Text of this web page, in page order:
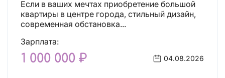
Если в ваших мечтах приобретение большой
квартиры в центре города, стильный дизайн,
современная обстановка...
Зарплата:
1 000 000 ₽ 04.08.2026